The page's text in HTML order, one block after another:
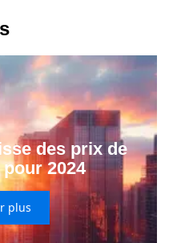
des prix de
2024
plus